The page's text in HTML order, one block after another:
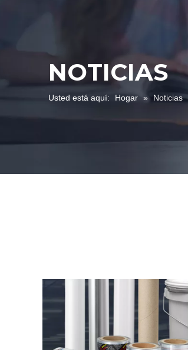
NOTICIAS
Usted está aquí: Hogar » Noticias